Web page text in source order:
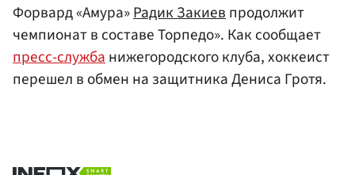
Форвард «Амура»Радик Закиевпродолжит
чемпионат в составе Торпедо». Как сообщает
пресс-службанижегородского клуба, хоккеист
перешел в обмен на защитника Дениса Гротя.